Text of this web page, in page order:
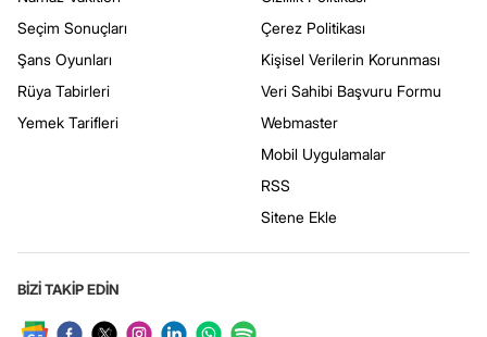
Seçim Sonuçları
Şans Oyunları
Rüya Tabirleri
Yemek Tarifleri
Çerez Politikası
Kişisel Verilerin Korunması
Veri Sahibi Başvuru Formu
Webmaster
Mobil Uygulamalar
RSS
Sitene Ekle
BİZİ TAKİP EDİN